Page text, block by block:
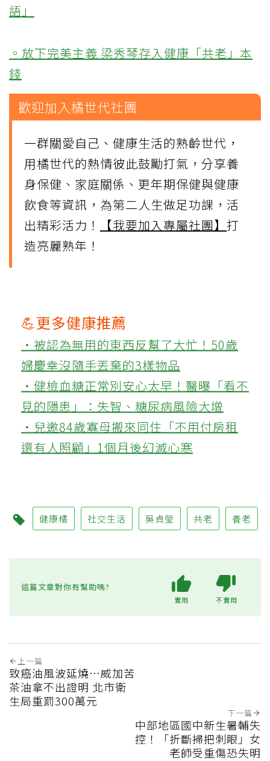
語」
。放下完美主義 梁秀琴存入健康「共老」本
錢
歡迎加入橘世代社團
一群關愛自己、健康生活的熟齡世代，
用橘世代的熱情彼此鼓勵打氣，分享養
身保健、家庭關係、更年期保健與健康
飲食等資訊，為第二人生做足功課，活
出精彩活力！
【我要加入專屬社團】 打
造亮麗熟年！
💪更多健康推薦
‧被認為無用的東西反幫了大忙！50歲
婦慶幸沒隨手丟棄的3樣物品
‧健檢血糖正常別安心太早！醫曝「看不
見的隱患」：失智、糖尿病風險大增
‧兒邀84歲寡母搬來同住「不用付房租
還有人照顧」1個月後幻滅心寒
健康橘 社交生活 吳貞瑩 共老 養老
這篇文章對你有幫助嗎?
實用 不實用
上一篇
致癌油風波延燒…威加苦
茶油拿不出證明 北市衛
生局重罰300萬元
下一篇
中部地區國中新生暑輔失
控！「折斷掃把刺眼」女
老師受重傷恐失明